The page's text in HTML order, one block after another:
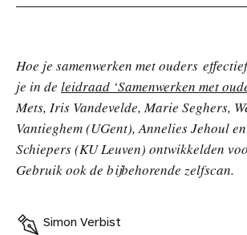
Hoe je samenwerken met ouders
je in de leidraad ‘Samenwerken met
Mets, Iris Vandevelde, Marie Seghers,
Vantieghem (UGent), Annelies Jehoul
Schiepers (KU Leuven) ontwikkelden
Gebruik ook de bijbehorende zelfscan.
Simon Verbist